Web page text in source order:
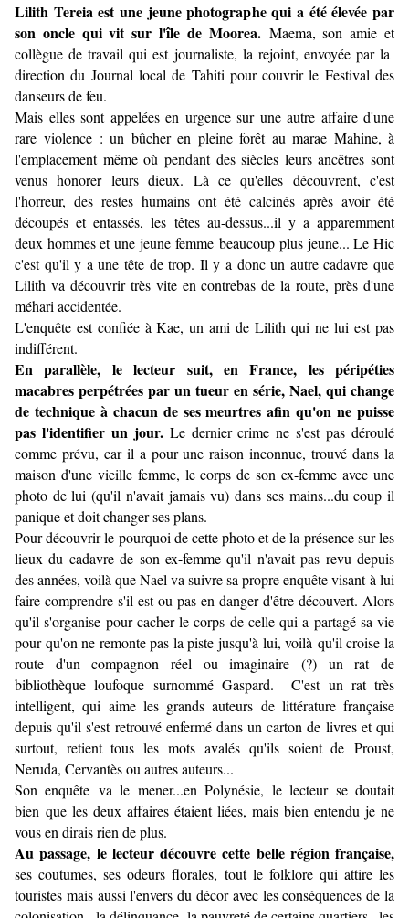
Lilith Tereia est une jeune photographe qui a été élevée par
son oncle qui vit sur l'île de Moorea.Maema, son amie et
collègue de travail qui est journaliste, la rejoint, envoyée par la
direction du Journal local de Tahiti pour couvrir le Festival des
danseurs de feu.
Mais elles sont appelées en urgence sur une autre affaire d'une
rare violence : un bûcher en pleine forêt au marae Mahine, à
l'emplacement même où pendant des siècles leurs ancêtres sont
venus honorer leurs dieux. Là ce qu'elles découvrent, c'est
l'horreur, des restes humains ont été calcinés après avoir été
découpés et entassés, les têtes au-dessus...il y a apparemment
deux hommes et une jeune femme beaucoup plus jeune... Le Hic
c'est qu'il y a une tête de trop. Il y a donc un autre cadavre que
Lilith va découvrir très vite en contrebas de la route, près d'une
méhari accidentée.
L'enquête est confiée à Kae, un ami de Lilith qui ne lui est pas
indifférent.
En parallèle, le lecteur suit, en France, les péripéties
macabres perpétrées par un tueur en série, Nael, qui change
de technique à chacun de ses meurtres afin qu'on ne puisse
pas l'identifier un jour.Le dernier crime ne s'est pas déroulé
comme prévu, car il a pour une raison inconnue, trouvé dans la
maison d'une vieille femme, le corps de son ex-femme avec une
photo de lui (qu'il n'avait jamais vu) dans ses mains...du coup il
panique et doit changer ses plans.
Pour découvrir le pourquoi de cette photo et de la présence sur les
lieux du cadavre de son ex-femme qu'il n'avait pas revu depuis
des années, voilà que Nael va suivre sa propre enquête visant à lui
faire comprendre s'il est ou pas en danger d'être découvert. Alors
qu'il s'organise pour cacher le corps de celle qui a partagé sa vie
pour qu'on ne remonte pas la piste jusqu'à lui, voilà qu'il croise la
route d'un compagnon réel ou imaginaire (?) un rat de
bibliothèque loufoque surnommé Gaspard. C'est un rat très
intelligent, qui aime les grands auteurs de littérature française
depuis qu'il s'est retrouvé enfermé dans un carton de livres et qui
surtout, retient tous les mots avalés qu'ils soient de Proust,
Neruda, Cervantès ou autres auteurs...
Son enquête va le mener...en Polynésie, le lecteur se doutait
bien que les deux affaires étaient liées, mais bien entendu je ne
vous en dirais rien de plus.
Au passage, le lecteur découvre cette belle région française,
ses coutumes, ses odeurs florales, tout le folklore qui attire les
touristes mais aussi l'envers du décor avec les conséquences de la